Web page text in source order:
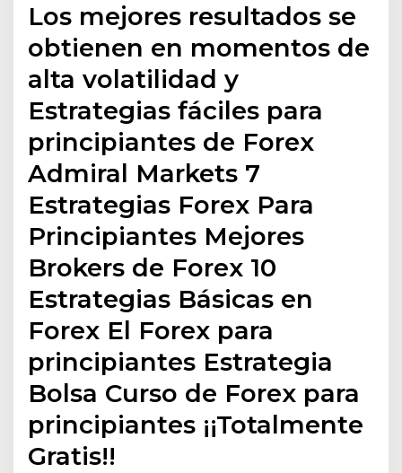
Los mejores resultados se
obtienen en momentos de
alta volatilidad y
Estrategias fáciles para
principiantes de Forex
Admiral Markets 7
Estrategias Forex Para
Principiantes Mejores
Brokers de Forex 10
Estrategias Básicas en
Forex El Forex para
principiantes Estrategia
Bolsa Curso de Forex para
principiantes ¡¡Totalmente
Gratis!!